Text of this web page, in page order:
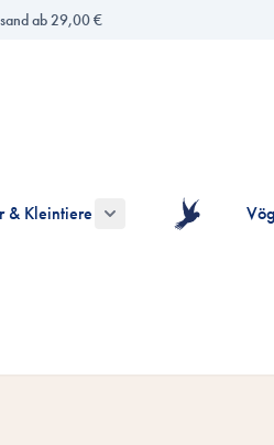
ab 29,00 €
Katzen anzeigen
& Kleintiere
Untermenü für die